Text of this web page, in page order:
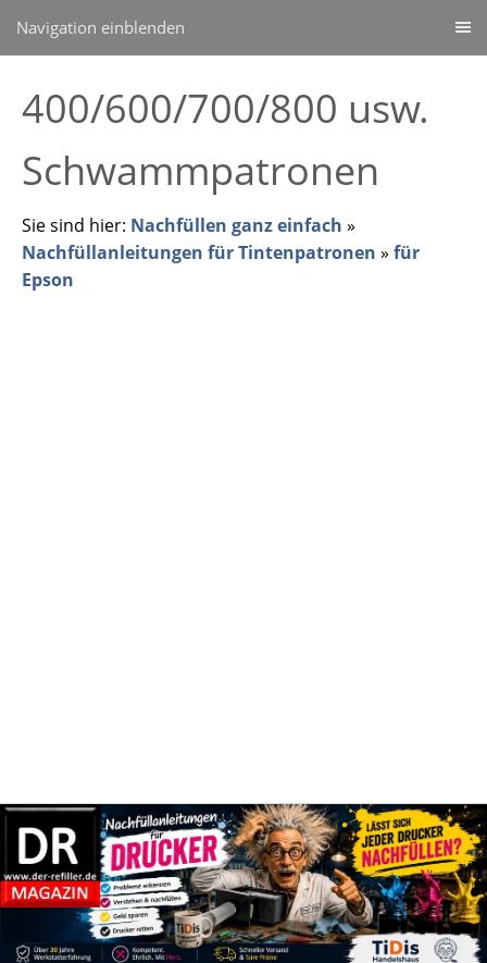
Navigation einblenden
400/600/700/800 usw.
Schwammpatronen
Sie sind hier: Nachfüllen ganz einfach »
Nachfüllanleitungen für Tintenpatronen » für
Epson